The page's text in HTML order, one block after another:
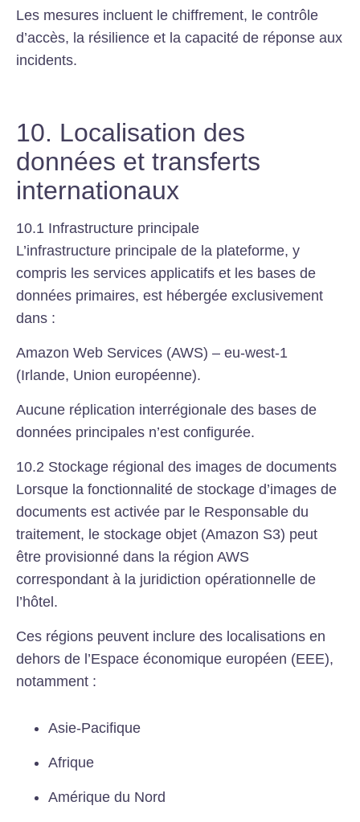
Les mesures incluent le chiffrement, le contrôle
d’accès, la résilience et la capacité de réponse aux
incidents.
10. Localisation des
données et transferts
internationaux
10.1 Infrastructure principale
L’infrastructure principale de la plateforme, y
compris les services applicatifs et les bases de
données primaires, est hébergée exclusivement
dans :
Amazon Web Services (AWS) – eu-west-1
(Irlande, Union européenne).
Aucune réplication interrégionale des bases de
données principales n’est configurée.
10.2 Stockage régional des images de documents
Lorsque la fonctionnalité de stockage d’images de
documents est activée par le Responsable du
traitement, le stockage objet (Amazon S3) peut
être provisionné dans la région AWS
correspondant à la juridiction opérationnelle de
l’hôtel.
Ces régions peuvent inclure des localisations en
dehors de l’Espace économique européen (EEE),
notamment :
Asie-Pacifique
Afrique
Amérique du Nord